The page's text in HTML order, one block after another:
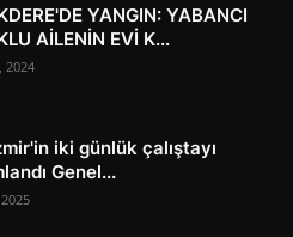
YANGIN: YABANCI
AİLENİN EVİ K...
2024
iki günlük çalıştayı
Genel...